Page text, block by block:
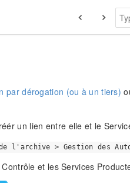
par dérogation (ou à un tiers)
un lien entre elle et le
l'archive > Gestion des
et les Services